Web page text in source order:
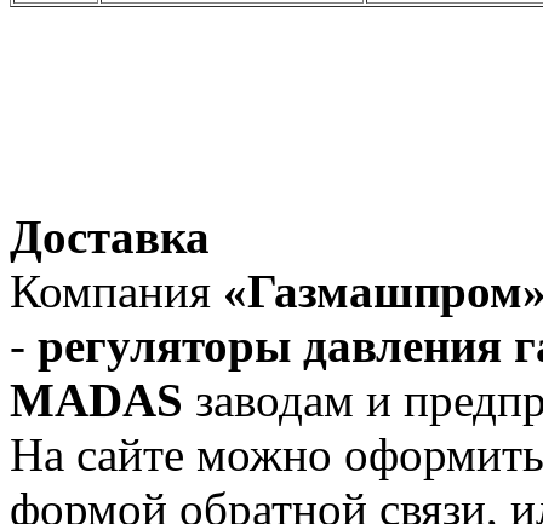
Доставка
Компания
- регуляторы давления
MADAS заводам и
На сайте можно оформить
формой обратной связи,